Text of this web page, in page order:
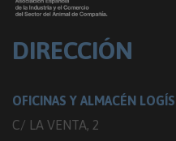
DIRECCIÓN
OFICINAS Y ALMACÉN
C/ LA VENTA, 2